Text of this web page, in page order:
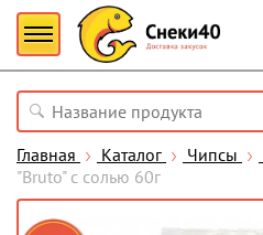
Главная Каталог Чипсы
"Bruto" с солью 60г